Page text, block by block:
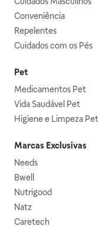
Conveniência
Repelentes
Cuidados com os Pés
Pet
Medicamentos Pet
Vida Saudável Pet
Higiene e Limpeza Pet
Marcas Exclusivas
Needs
Bwell
Nutrigood
Natz
Caretech